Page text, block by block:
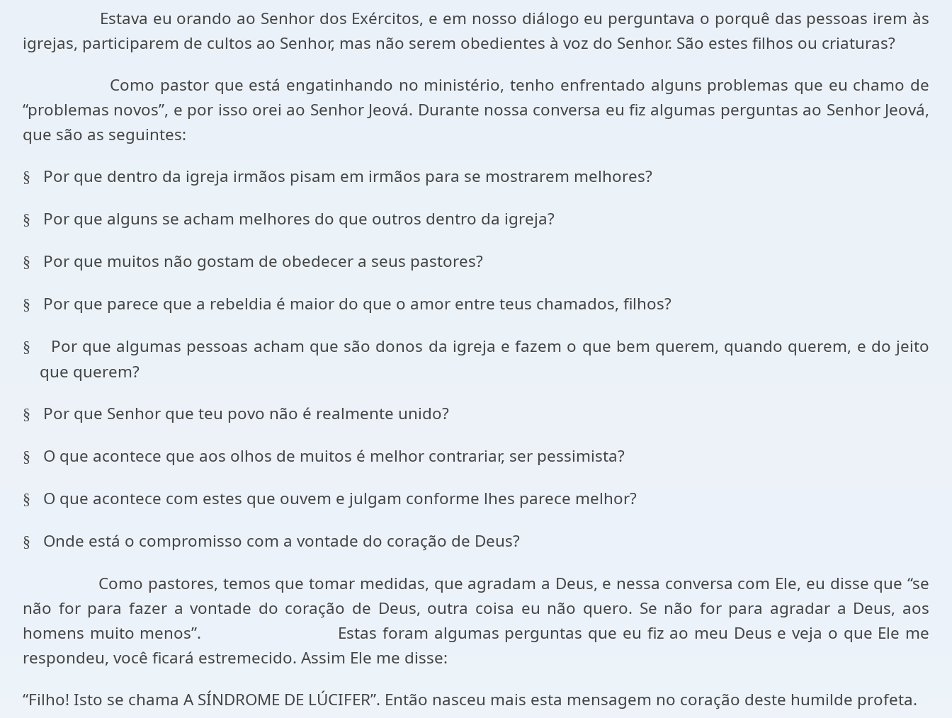
Estava eu orando ao Senhor dos Exércitos, e em nosso diálogo eu perguntava o porquê das pessoas irem às
igrejas, participarem de cultos ao Senhor, mas não serem obedientes à voz do Senhor. São estes filhos ou criaturas?
Como pastor que está engatinhando no ministério, tenho enfrentado alguns problemas que eu chamo de
“problemas novos”, e por isso orei ao Senhor Jeová. Durante nossa conversa eu fiz algumas perguntas ao Senhor Jeová,
que são as seguintes:
§ Por que dentro da igreja irmãos pisam em irmãos para se mostrarem melhores?
§ Por que alguns se acham melhores do que outros dentro da igreja?
§ Por que muitos não gostam de obedecer a seus pastores?
§ Por que parece que a rebeldia é maior do que o amor entre teus chamados, filhos?
§
Por que algumas pessoas acham que são donos da igreja e fazem o que bem querem, quando querem, e do jeito
que querem?
§ Por que Senhor que teu povo não é realmente unido?
§ O que acontece que aos olhos de muitos é melhor contrariar, ser pessimista?
§ O que acontece com estes que ouvem e julgam conforme lhes parece melhor?
§
Onde está o compromisso com a vontade do coração de Deus?
Como pastores, temos que tomar medidas, que agradam a Deus, e nessa conversa com Ele, eu disse que “se
não for para fazer a vontade do coração de Deus, outra coisa eu não quero. Se não for para agradar a Deus, aos
homens muito menos”.
Estas foram algumas perguntas que eu fiz ao meu Deus e veja o que Ele me
respondeu, você ficará estremecido. Assim Ele me disse:
“Filho! Isto se chama A SÍNDROME DE LÚCIFER”. Então nasceu mais esta mensagem no coração deste humilde profeta.